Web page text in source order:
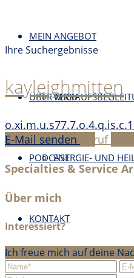
MEIN ANGEBOT
ENERGIE- UND
ÜBER MICH
PODCAST
KONTAKT
Ihre Suchergebnisse
kayleighmitten
E-Mail senden
Anruf
Specialties & Service
Über mich
Interessiert?
Ich freue mich auf deine